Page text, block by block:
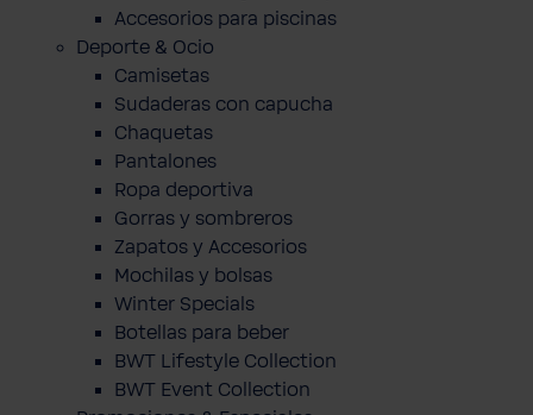
Accesorios para piscinas
Deporte & Ocio
Camisetas
Sudaderas con capucha
Chaquetas
Pantalones
Ropa deportiva
Gorras y sombreros
Zapatos y Accesorios
Mochilas y bolsas
Winter Specials
Botellas para beber
BWT Lifestyle Collection
BWT Event Collection